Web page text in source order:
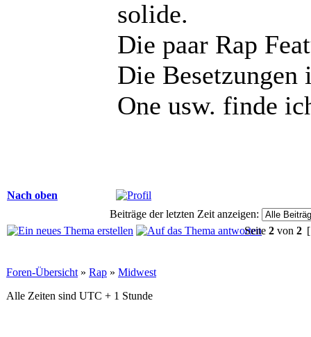
solide.
Die paar Rap
Die
One usw. finde
Nach oben
Beiträge der letzten Zeit anzeigen:
Seite 2 von 2
Foren-Übersicht » Rap » Midwest
Alle Zeiten sind UTC + 1 Stunde